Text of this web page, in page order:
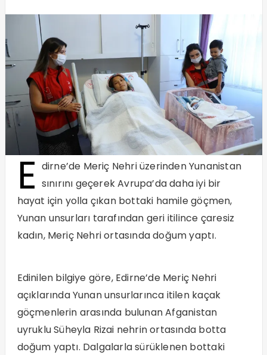
E dirne’de Meriç Nehri üzerinden Yunanistan
sınırını geçerek Avrupa’da daha iyi bir
hayat için yolla çıkan bottaki hamile göçmen,
Yunan unsurları tarafından geri itilince çaresiz
kadın, Meriç Nehri ortasında doğum yaptı.
Edinilen bilgiye göre, Edirne’de Meriç Nehri
açıklarında Yunan unsurlarınca itilen kaçak
göçmenlerin arasında bulunan Afganistan
uyruklu Süheyla Rizai nehrin ortasında botta
doğum yaptı. Dalgalarla sürüklenen bottaki